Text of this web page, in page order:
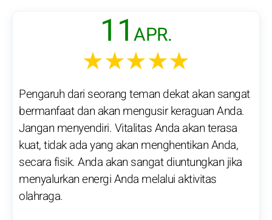
11 APR.
★★★★★
Pengaruh dari seorang teman dekat akan sangat
bermanfaat dan akan mengusir keraguan Anda.
Jangan menyendiri. Vitalitas Anda akan terasa
kuat, tidak ada yang akan menghentikan Anda,
secara fisik. Anda akan sangat diuntungkan jika
menyalurkan energi Anda melalui aktivitas
olahraga.